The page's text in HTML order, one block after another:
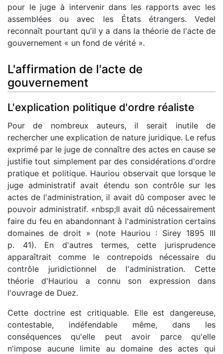
pour le juge à intervenir dans les rapports avec les
assemblées ou avec les États étrangers. Vedel
reconnaît pourtant qu'il y a dans la théorie de l'acte de
gouvernement « un fond de vérité ».
L'affirmation de l'acte de
gouvernement
L'explication politique d'ordre réaliste
Pour de nombreux auteurs, il serait inutile de
rechercher une explication de nature juridique. Le refus
exprimé par le juge de connaître des actes en cause se
justifie tout simplement par des considérations d'ordre
pratique et politique. Hauriou observait que lorsque le
juge administratif avait étendu son contrôle sur les
actes de l'administration, il avait dû composer avec le
pouvoir administratif. «nbsp;Il avait dû nécessairement
faire du feu en abandonnant à l'administration certains
domaines de droit » (note Hauriou : Sirey 1895 III
p. 41). En d'autres termes, cette jurisprudence
apparaîtrait comme le contrepoids nécessaire du
contrôle juridictionnel de l'administration. Cette
théorie d'Hauriou a connu son expression dans
l'ouvrage de Duez.
Cette doctrine est critiquable. Elle est dangereuse,
contestable, indéfendable même, dans les
conséquences qu'elle peut avoir parce qu'elle
n'impose aucune limite au domaine des actes qui